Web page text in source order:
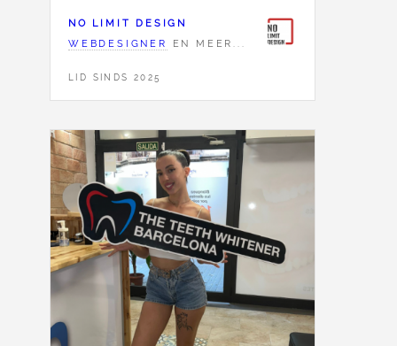
NO LIMIT DESIGN
WEBDESIGNER
EN MEER...
LID SINDS 2025